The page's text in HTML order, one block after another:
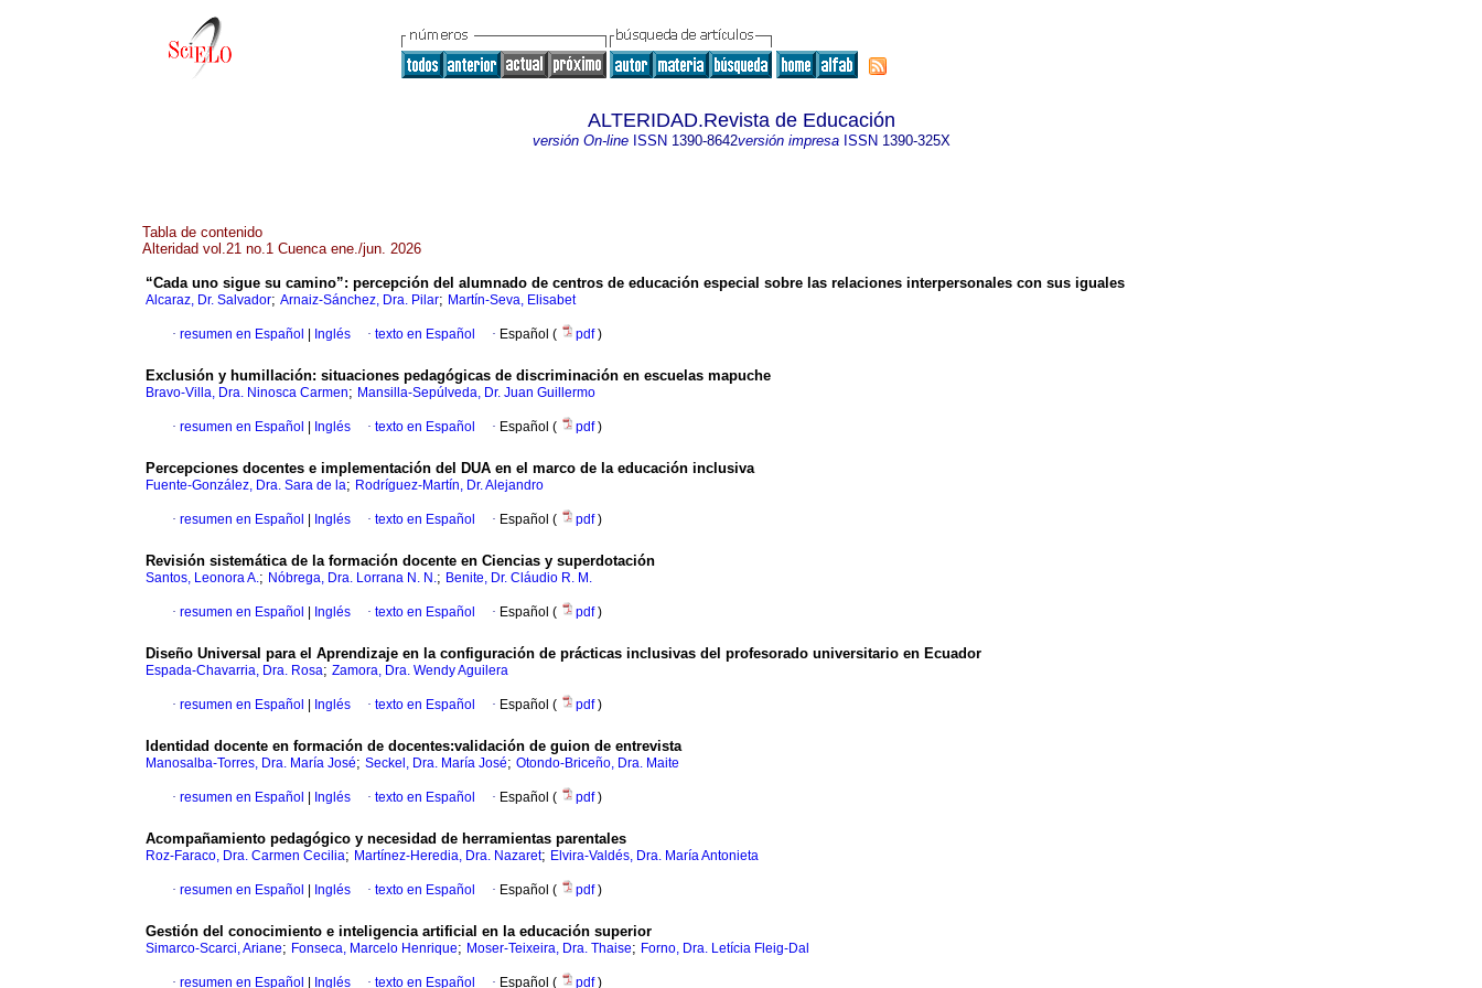
ALTERIDAD.Revista de Educación
versión On-lineISSN 1390-8642versión impresaISSN 1390-325X
Tabla de contenido
Alteridad vol.21 no.1 Cuenca ene./jun. 2026
“Cada uno sigue su camino”: percepción del alumnado de centros de educación especial sobre las relaciones interpersonales con sus iguales
Alcaraz, Dr. Salvador; Arnaiz-Sánchez, Dra. Pilar; Martín-Seva, Elisabet
· resumen en Español Inglés · texto en Español · Español ( pdf)
Exclusión y humillación: situaciones pedagógicas de discriminación en escuelas mapuche
Bravo-Villa, Dra. Ninosca Carmen; Mansilla-Sepúlveda, Dr. Juan Guillermo
· resumen en Español Inglés · texto en Español · Español ( pdf)
Percepciones docentes e implementación del DUA en el marco de la educación inclusiva
Fuente-González, Dra. Sara de la; Rodríguez-Martín, Dr. Alejandro
· resumen en Español Inglés · texto en Español · Español ( pdf)
Revisión sistemática de la formación docente en Ciencias y superdotación
Santos, Leonora A.; Nóbrega, Dra. Lorrana N. N.; Benite, Dr. Cláudio R. M.
· resumen en Español Inglés · texto en Español · Español ( pdf)
Diseño Universal para el Aprendizaje en la configuración de prácticas inclusivas del profesorado universitario en Ecuador
Espada-Chavarria, Dra. Rosa; Zamora, Dra. Wendy Aguilera
· resumen en Español Inglés · texto en Español · Español ( pdf)
Identidad docente en formación de docentes:validación de guion de entrevista
Manosalba-Torres, Dra. María José; Seckel, Dra. María José; Otondo-Briceño, Dra. Maite
· resumen en Español Inglés · texto en Español · Español ( pdf)
Acompañamiento pedagógico y necesidad de herramientas parentales
Roz-Faraco, Dra. Carmen Cecilia; Martínez-Heredia, Dra. Nazaret; Elvira-Valdés, Dra. María Antonieta
· resumen en Español Inglés · texto en Español · Español ( pdf)
Gestión del conocimiento e inteligencia artificial en la educación superior
Simarco-Scarci, Ariane; Fonseca, Marcelo Henrique; Moser-Teixeira, Dra. Thaise; Forno, Dra. Letícia Fleig-Dal
· resumen en Español Inglés · texto en Español · Español ( pdf)